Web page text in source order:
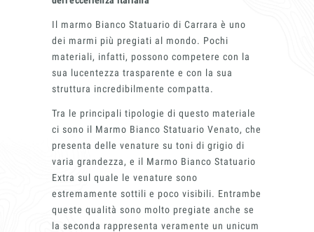
Il marmo Bianco Statuario di Carrara è uno
dei marmi più pregiati al mondo. Pochi
materiali, infatti, possono competere con la
sua lucentezza trasparente e con la sua
struttura incredibilmente compatta.
Tra le principali tipologie di questo materiale
ci sono il Marmo Bianco Statuario Venato, che
presenta delle venature su toni di grigio di
varia grandezza, e il Marmo Bianco Statuario
Extra sul quale le venature sono
estremamente sottili e poco visibili. Entrambe
queste qualità sono molto pregiate anche se
la seconda rappresenta veramente un unicum